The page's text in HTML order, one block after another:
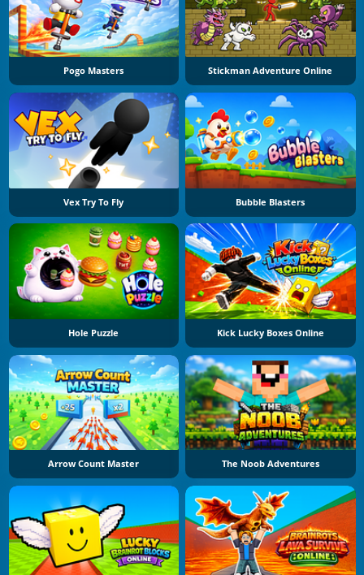
Pogo Masters Stickman Adventure Online
Vex Try To Fly Bubble Blasters
Hole Puzzle Kick Lucky Boxes Online
Arrow Count Master The Noob Adventures